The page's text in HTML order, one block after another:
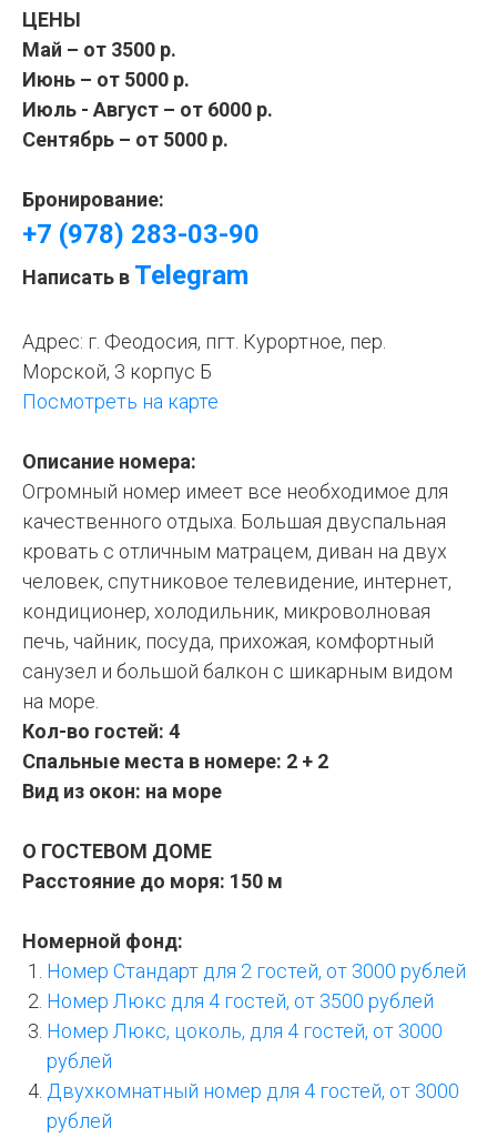
ЦЕНЫ
Май – от 3500 р.
Июнь – от 5000 р.
Июль - Август – от 6000 р.
Сентябрь – от 5000 р.
Бронирование:
+7 (978) 283-03-90
Написать в Telegram
Адрес: г. Феодосия, пгт. Курортное, пер.
Морской, 3 корпус Б
Посмотреть на карте
Описание номера:
Огромный номер имеет все необходимое для
качественного отдыха. Большая двуспальная
кровать с отличным матрацем, диван на двух
человек, спутниковое телевидение, интернет,
кондиционер, холодильник, микроволновая
печь, чайник, посуда, прихожая, комфортный
санузел и большой балкон с шикарным видом
на море.
Кол-во гостей: 4
Спальные места в номере: 2 + 2
Вид из окон: на море
О ГОСТЕВОМ ДОМЕ
Расстояние до моря: 150 м
Номерной фонд:
Номер Стандарт для 2 гостей, от 3000 рублей
Номер Люкс для 4 гостей, от 3500 рублей
Номер Люкс, цоколь, для 4 гостей, от 3000
рублей
Двухкомнатный номер для 4 гостей, от 3000
рублей